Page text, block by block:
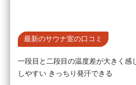
最新のサウナ室の口コミ
一段目と二段目の温度差が大きく感
しやすい きっちり発汗できる